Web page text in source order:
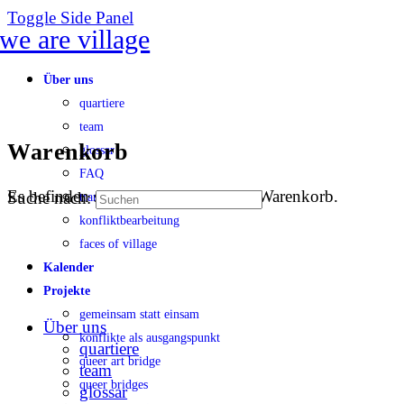
Toggle Side Panel
Über uns
quartiere
team
glossar
FAQ
transparenz
konfliktbearbeitung
faces of village
Kalender
Projekte
gemeinsam statt einsam
konflikte als ausgangspunkt
queer art bridge
queer bridges
Warenkorb
Es befinden sich keine Produkte im Warenkorb.
Suche nach:
Über uns
quartiere
team
glossar